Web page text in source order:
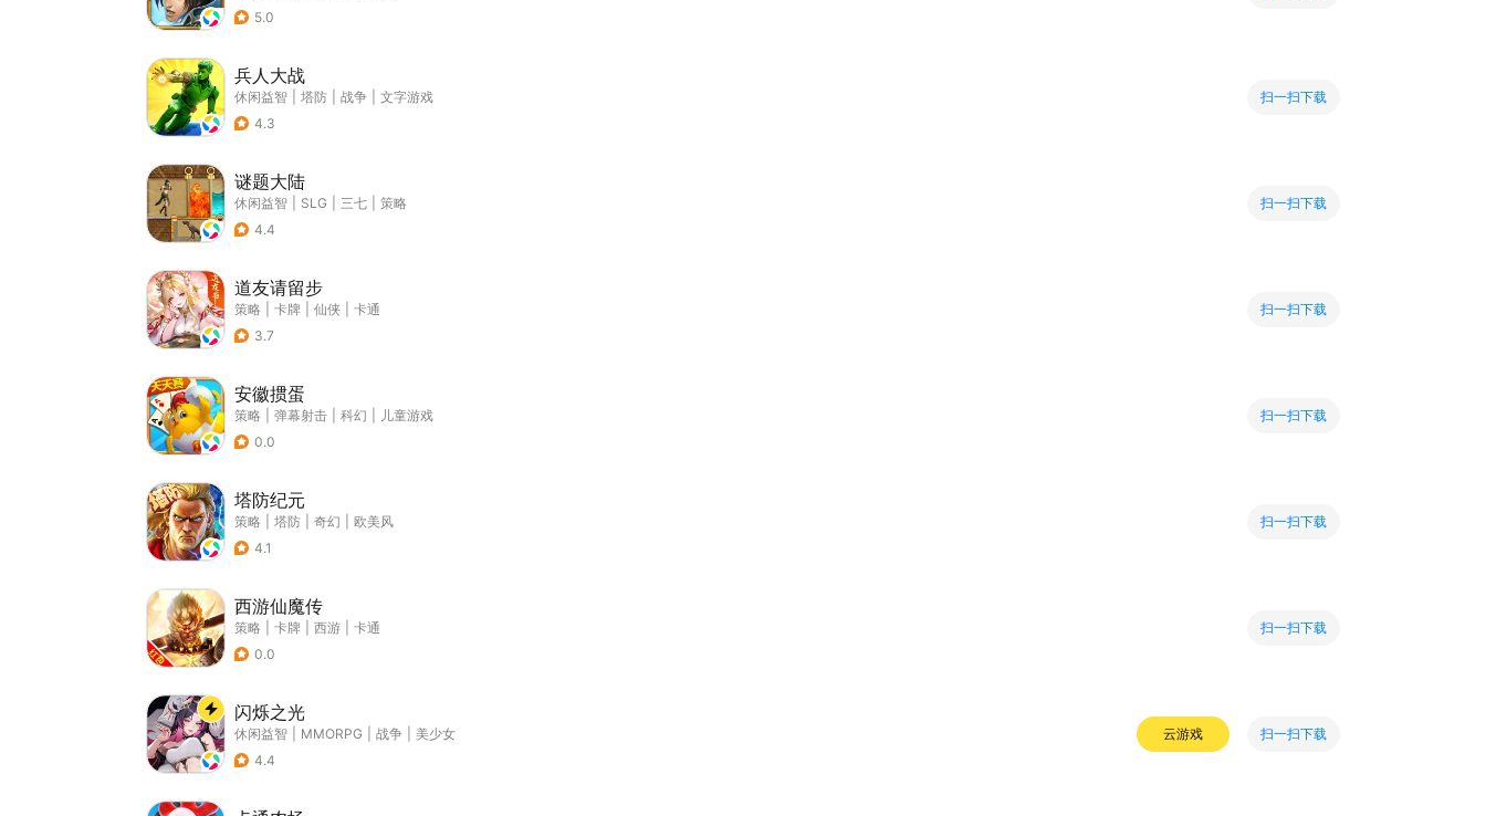
5.0
兵人大战
休闲益智 塔防 战争
文字游戏
4.3
扫一扫下载
谜题大陆
休闲益智 SLG 三七
策略
4.4
扫一扫下载
道友请留步
策略 卡牌 仙侠
卡通
3.7
扫一扫下载
安徽掼蛋
策略 弹幕射击 科幻
儿童游戏
0.0
扫一扫下载
塔防纪元
策略 塔防 奇幻
欧美风
4.1
扫一扫下载
西游仙魔传
策略 卡牌 西游
卡通
0.0
扫一扫下载
闪烁之光
休闲益智 MMORPG 战争
美少女
4.4
云游戏 扫一扫下载